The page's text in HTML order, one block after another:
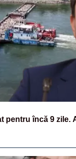
pentru încă 9 zile.